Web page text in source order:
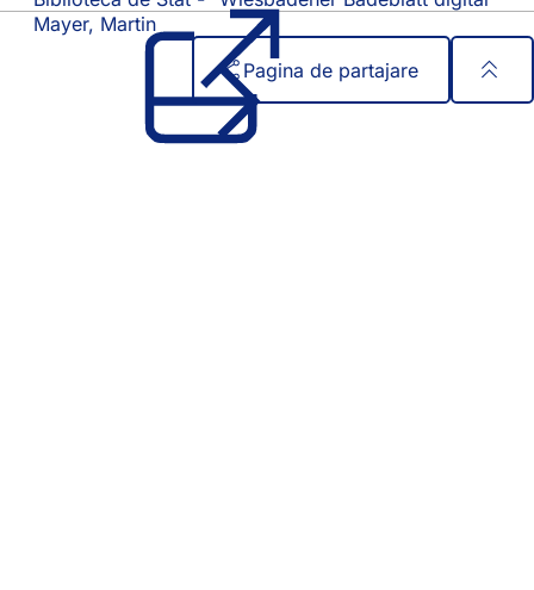
într-
Mayer, Martin
Pagina de partajare